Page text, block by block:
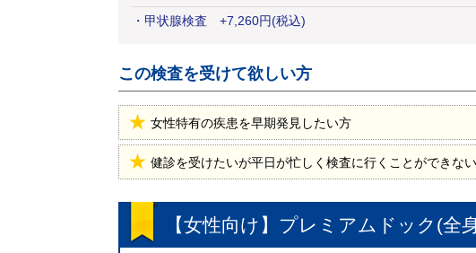
・ 甲状腺検査 +7,260円(税込)
この検査を受けて欲しい方
女性特有の疾患を早期発見したい方
健診を受けたいが平日が忙しく検査に行くことができな
【女性向け】プレミアムドック(全